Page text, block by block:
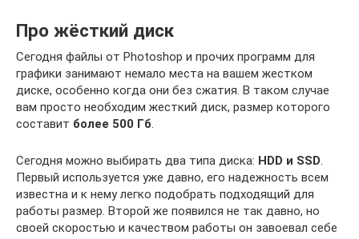
Про жёсткий диск
Сегодня файлы от Photoshop и прочих программ для
графики занимают немало места на вашем жестком
диске, особенно когда они без сжатия. В таком случае
вам просто необходим жесткий диск, размер которого
составит более 500 Гб.
Сегодня можно выбирать два типа диска: HDD и SSD.
Первый используется уже давно, его надежность всем
известна и к нему легко подобрать подходящий для
работы размер. Второй же появился не так давно, но
своей скоростью и качеством работы он завоевал себе